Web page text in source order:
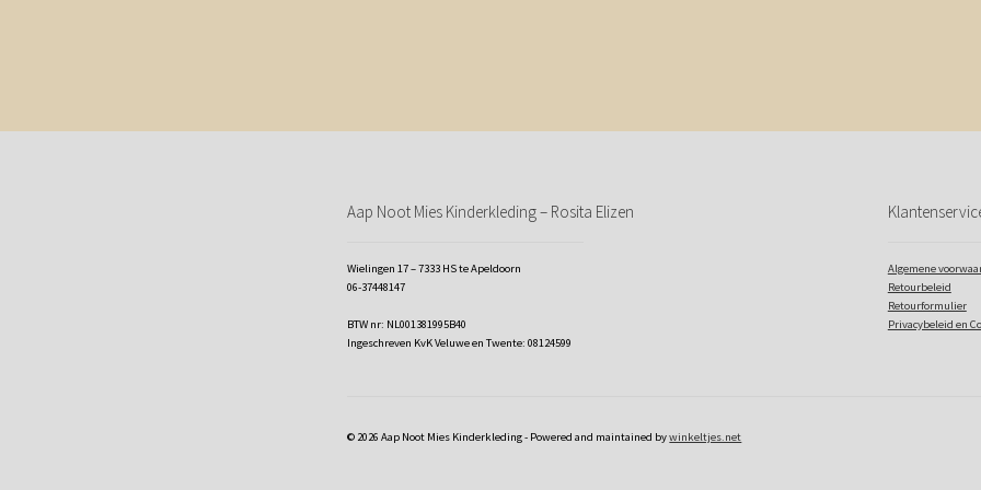
Aap Noot Mies Kinderkleding – Rosita Elizen
Wielingen 17 – 7333 HS te Apeldoorn
06-37448147
BTW nr: NL001381995B40
Ingeschreven KvK Veluwe en Twente: 08124599
Algemene
Retourbeleid
Retourformulier
Privacybeleid en
© 2026 Aap Noot Mies Kinderkleding - Powered and maintained bywinkeltjes.net